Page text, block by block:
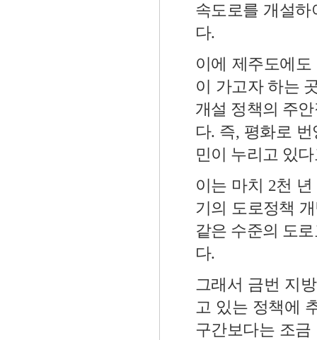
속도로를 개설
다.
이에 제주도에
이 가고자 하는
개설 정책의 주
다. 즉, 평화로
민이 누리고 있
이는 마치 2천
기의 도로정책
같은 수준의 도
다.
그래서 금번 지
고 있는 정책에
구간보다는 조